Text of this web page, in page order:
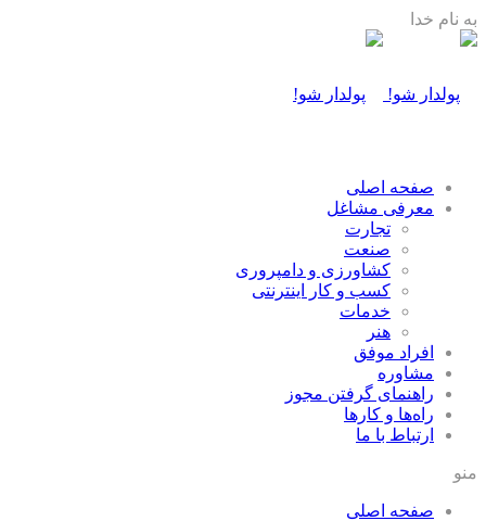
به نام خدا
صفحه اصلی
معرفی مشاغل
تجارت
صنعت
كشاورزی و دامپروری
كسب و كار اينترنتی
خدمات
هنر
افراد موفق
مشاوره
راهنمای گرفتن مجوز
راه‌ها و كارها
ارتباط با ما
منو
صفحه اصلی